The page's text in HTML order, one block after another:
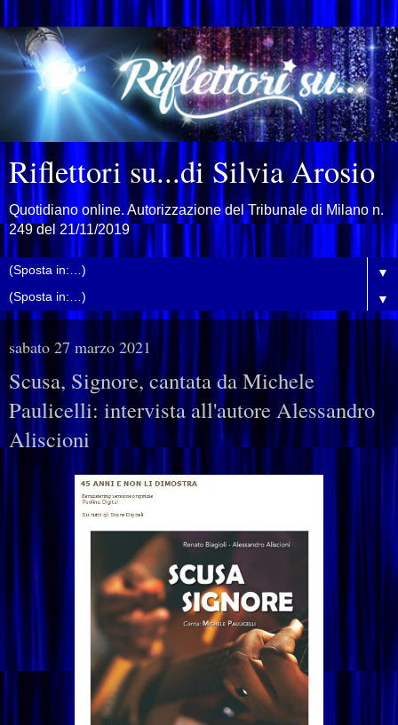
Riflettori su...di Silvia Arosio
Quotidiano online. Autorizzazione del Tribunale di Milano n.
249 del 21/11/2019
▼
▼
sabato 27 marzo 2021
Scusa, Signore, cantata da Michele
Paulicelli: intervista all'autore Alessandro
Aliscioni